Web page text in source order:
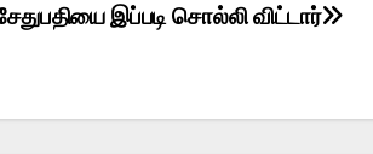
இப்படி சொல்லி விட்டார்